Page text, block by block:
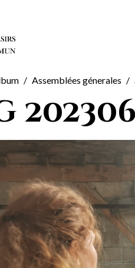
Assemblées génerales